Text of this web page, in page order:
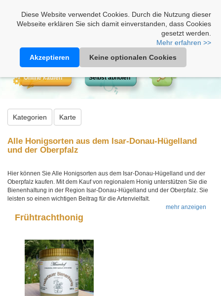
Diese Website verwendet Cookies. Durch die Nutzung dieser
Webseite erklären Sie sich damit einverstanden, dass Cookies
gesetzt werden.
Mehr erfahren >>
Akzeptieren
Keine optionalen Cookies
Online kaufen Selbst abholen
Kategorien Karte
Alle Honigsorten aus dem Isar-Donau-Hügelland
und der Oberpfalz
Hier können Sie Alle Honigsorten aus dem Isar-Donau-Hügelland und der
Oberpfalz kaufen. Mit dem Kauf von regionalem Honig unterstützen Sie die
Bienenhaltung in der Region Isar-Donau-Hügelland und der Oberpfalz. Sie
leisten so einen wichtigen Beitrag für die Artenvielfalt.
mehr anzeigen
Frühtrachthonig